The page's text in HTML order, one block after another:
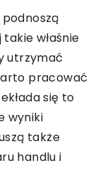
właśnie
utrzymać
pracować
się to
wyniki
także
handlu i